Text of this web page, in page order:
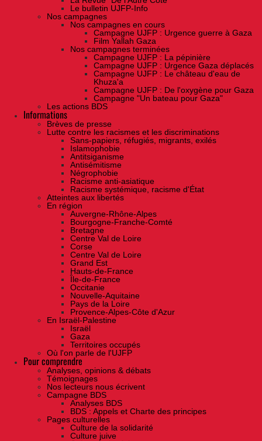
Le bulletin UJFP-Info
Nos campagnes
Nos campagnes en cours
Campagne UJFP : Urgence guerre à Gaza
Film Yallah Gaza
Nos campagnes terminées
Campagne UJFP : La pépinière
Campagne UJFP : Urgence Gaza déplacés
Campagne UJFP : Le château d'eau de
Khuza'a
Campagne UJFP : De l'oxygène pour Gaza
Campagne "Un bateau pour Gaza"
Les actions BDS
Informations
Brèves de presse
Lutte contre les racismes et les discriminations
Sans-papiers, réfugiés, migrants, exilés
Islamophobie
Antitsiganisme
Antisémitisme
Négrophobie
Racisme anti-asiatique
Racisme systémique, racisme d'État
Atteintes aux libertés
En région
Auvergne-Rhône-Alpes
Bourgogne-Franche-Comté
Bretagne
Centre Val de Loire
Corse
Centre Val de Loire
Grand Est
Hauts-de-France
Île-de-France
Occitanie
Nouvelle-Aquitaine
Pays de la Loire
Provence-Alpes-Côte d'Azur
En Israël-Palestine
Israël
Gaza
Territoires occupés
Où l'on parle de l'UJFP
Pour comprendre
Analyses, opinions & débats
Témoignages
Nos lecteurs nous écrivent
Campagne BDS
Analyses BDS
BDS : Appels et Charte des principes
Pages culturelles
Culture de la solidarité
Culture juive